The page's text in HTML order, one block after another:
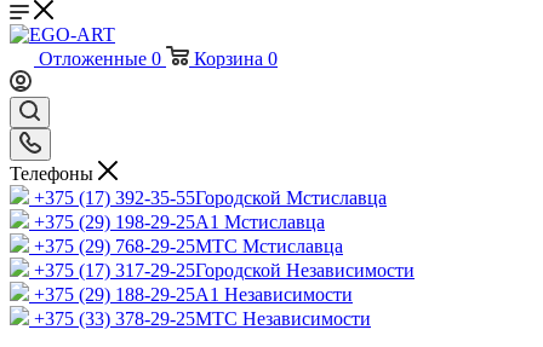
Отложенные 0 Корзина 0
Телефоны
+375 (17) 392-35-55Городской Мстиславца
+375 (29) 198-29-25A1 Мстиславца
+375 (29) 768-29-25МТС Мстиславца
+375 (17) 317-29-25Городской Независимости
+375 (29) 188-29-25A1 Независимости
+375 (33) 378-29-25МТС Независимости